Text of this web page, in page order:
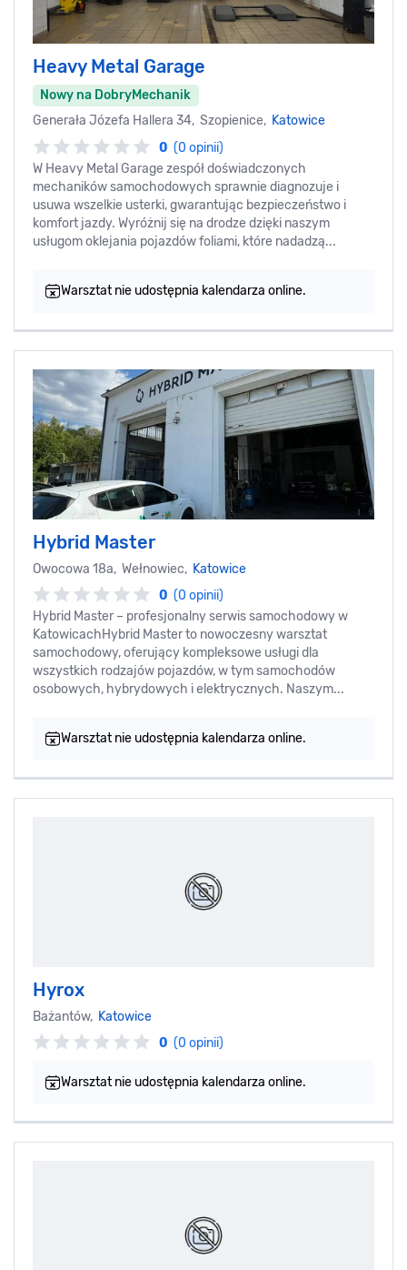
Heavy Metal Garage
Nowy na DobryMechanik
Generała Józefa Hallera 34, Szopienice, Katowice
0 (0 opinii)
W Heavy Metal Garage zespół doświadczonych
mechaników samochodowych sprawnie diagnozuje i
usuwa wszelkie usterki, gwarantując bezpieczeństwo i
komfort jazdy. Wyróżnij się na drodze dzięki naszym
usługom oklejania pojazdów foliami, które nadadzą...
Warsztat nie udostępnia kalendarza online.
Hybrid Master
Owocowa 18a, Wełnowiec, Katowice
0 (0 opinii)
Hybrid Master – profesjonalny serwis samochodowy w
KatowicachHybrid Master to nowoczesny warsztat
samochodowy, oferujący kompleksowe usługi dla
wszystkich rodzajów pojazdów, w tym samochodów
osobowych, hybrydowych i elektrycznych. Naszym...
Warsztat nie udostępnia kalendarza online.
Hyrox
Bażantów, Katowice
0 (0 opinii)
Warsztat nie udostępnia kalendarza online.